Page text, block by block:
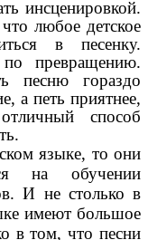
инсценировкой.
любое детское
в песенку.
превращению.
песню гораздо
а петь приятнее,
способ
языке, то они
на обучении
И не столько в
имеют большое
в том, что песни